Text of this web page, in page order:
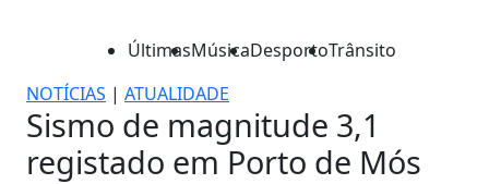
ÚltimasMúsicaDesportoTrânsito
NOTÍCIAS | ATUALIDADE
Sismo de magnitude 3,1
registado em Porto de Mós